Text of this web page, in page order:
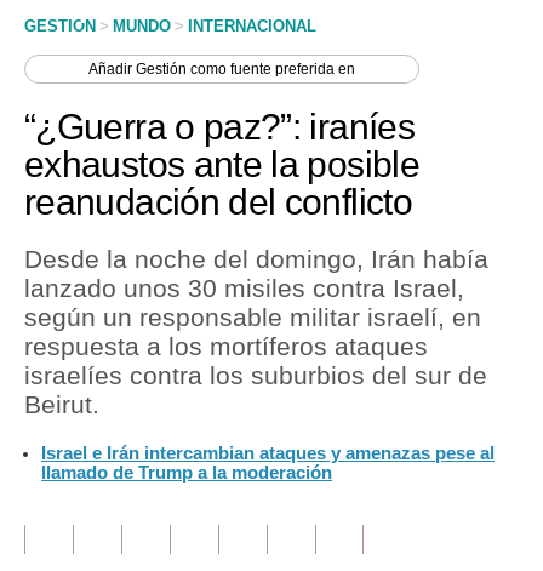
Economía
Mercados
Política
Tu Dinero
Finanzas Personales
Plus G
Opinión
GESTION > MUNDO > INTERNACIONAL
AñadirGestión como fuente preferida en
“¿Guerra o paz?”: iraníes
exhaustos ante la posible
reanudación del conflicto
Desde la noche del domingo, Irán había
lanzado unos 30 misiles contra Israel,
según un responsable militar israelí, en
respuesta a los mortíferos ataques
israelíes contra los suburbios del sur de
Beirut.
Israel e Irán intercambian ataques y amenazas pese al
llamado de Trump a la moderación